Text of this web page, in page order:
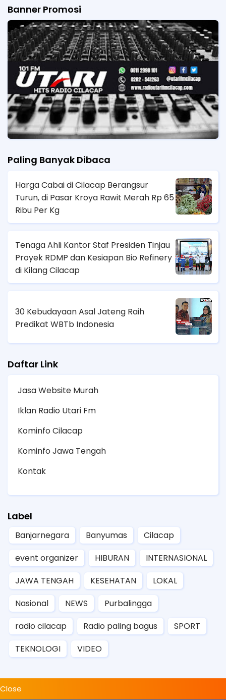
Banner Promosi
Paling Banyak Dibaca
Harga Cabai di Cilacap Berangsur
Turun, di Pasar Kroya Rawit Merah Rp 65
Ribu Per Kg
Tenaga Ahli Kantor Staf Presiden Tinjau
Proyek RDMP dan Kesiapan Bio Refinery
di Kilang Cilacap
30 Kebudayaan Asal Jateng Raih
Predikat WBTb Indonesia
Daftar Link
Jasa Website Murah
Iklan Radio Utari Fm
Kominfo Cilacap
Kominfo Jawa Tengah
Kontak
Label
Banjarnegara Banyumas
Cilacap
event organizer
HIBURAN
INTERNASIONAL
JAWA TENGAH
KESEHATAN
LOKAL
Nasional
NEWS
Purbalingga
radio cilacap
Radio paling bagus
SPORT
TEKNOLOGI
VIDEO
Close